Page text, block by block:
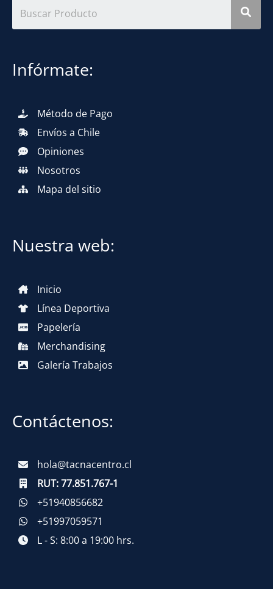
Infórmate:
Método de Pago
Envíos a Chile
Opiniones
Nosotros
Mapa del sitio
Nuestra web:
Inicio
Línea Deportiva
Papelería
Merchandising
Galería Trabajos
Contáctenos:
hola@tacnacentro.cl
RUT:77.851.767-1
+51940856682
+51997059571
L - S: 8:00 a 19:00 hrs.